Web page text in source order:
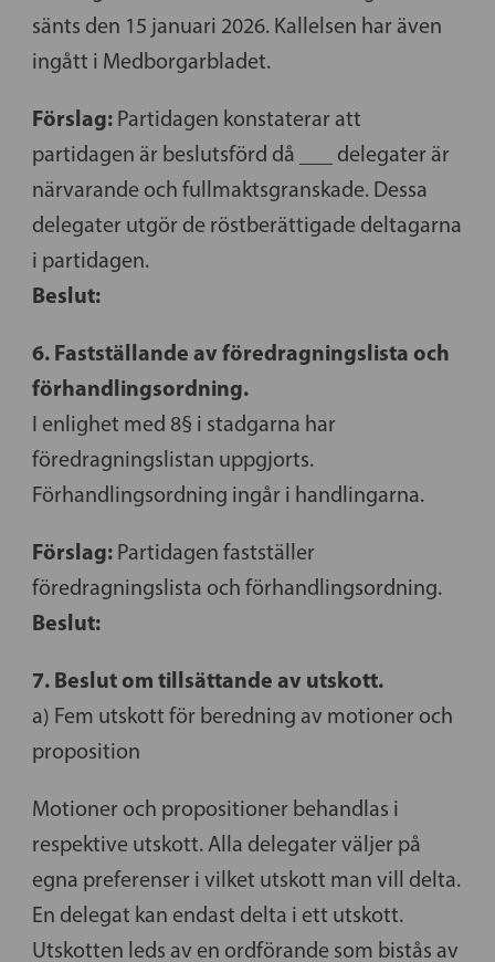
sänts den 15 januari 2026. Kallelsen har även
ingått i Medborgarbladet.
Förslag:Partidagen konstaterar att
partidagen är beslutsförd då ___ delegater är
närvarande och fullmaktsgranskade. Dessa
delegater utgör de röstberättigade deltagarna
i partidagen.
Beslut:
6. Fastställande av föredragningslista och
förhandlingsordning.
I enlighet med 8§ i stadgarna har
föredragningslistan uppgjorts.
Förhandlingsordning ingår i handlingarna.
Förslag:Partidagen fastställer
föredragningslista och förhandlingsordning.
Beslut:
7. Beslut om tillsättande av utskott.
a) Fem utskott för beredning av motioner och
proposition
Motioner och propositioner behandlas i
respektive utskott. Alla delegater väljer på
egna preferenser i vilket utskott man vill delta.
En delegat kan endast delta i ett utskott.
Utskotten leds av en ordförande som bistås av